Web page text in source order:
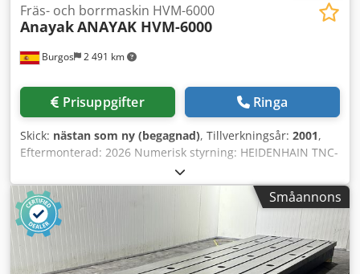
Burgos 2 491 km
Fräs- och borrmaskin HVM-6000
AnayakANAYAK HVM-6000
Prisuppgifter Ringa
Skick: nästan som ny (begagnad), Tillverkningsår: 2001,
Eftermonterad: 2026 Numerisk styrning: HEIDENHAIN TNC-
426 Tekniska egenskaper: Mått: Bordsmått: 6000 x 1000
mm Antal T-spår: 7 T-spårens mått: 22 mm Axelns
rörelseområde: Längsgående rörelse X: 5300 mm Vertikal
rörelse Y: 1050 mm Transversal rörelse Z: 1500 mm Vertikal
kapacitet (VC): 80 - 1130 Fräshuvud: Huvudtyp: Fast,
frontmonterat Verktygsspännsystem: Hydrauliskt Konisk
spännhylsa: ISO 50 (DIN 69871) / Dragstift: DIN 69872-B
Småannons